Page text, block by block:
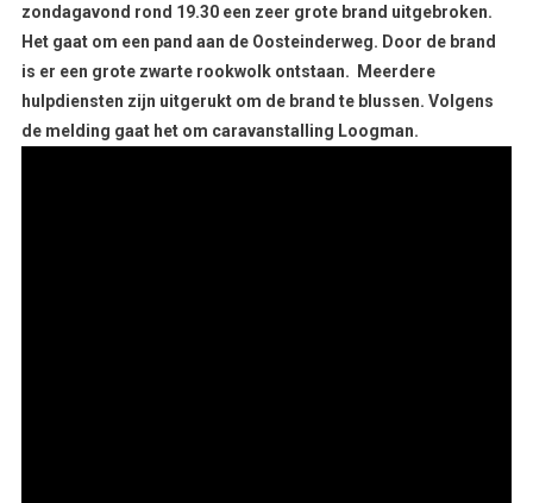
zondagavond rond 19.30 een zeer grote brand uitgebroken.
Het gaat om een pand aan de Oosteinderweg. Door de brand
is er een grote zwarte rookwolk ontstaan. Meerdere
hulpdiensten zijn uitgerukt om de brand te blussen. Volgens
de melding gaat het om caravanstalling Loogman.